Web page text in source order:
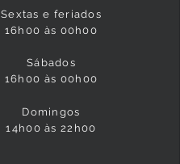
Sextas e feriados
16h00 às 00h00
Sábados
16h00 às 00h00
Domingos
14h00 às 22 h00